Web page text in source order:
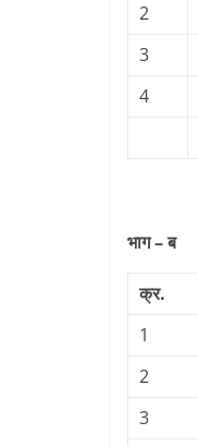
2
3
4
भाग – ब
क्र.
1
2
3